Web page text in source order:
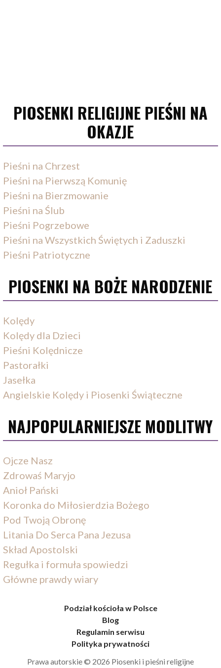
PIOSENKI RELIGIJNE PIEŚNI NA
OKAZJE
Pieśni na Chrzest
Pieśni na Pierwszą Komunię
Pieśni na Bierzmowanie
Pieśni na Ślub
Pieśni Pogrzebowe
Pieśni na Wszystkich Świętych i Zaduszki
Pieśni Patriotyczne
PIOSENKI NA BOŻE NARODZENIE
Kolędy
Kolędy dla Dzieci
Pieśni Kolędnicze
Pastorałki
Jasełka
Angielskie Kolędy i Piosenki Świąteczne
NAJPOPULARNIEJSZE MODLITWY
Ojcze Nasz
Zdrowaś Maryjo
Anioł Pański
Koronka do Miłosierdzia Bożego
Pod Twoją Obronę
Litania Do Serca Pana Jezusa
Skład Apostolski
Regułka i formuła spowiedzi
Główne prawdy wiary
Podział kościoła w Polsce
Blog
Regulamin serwisu
Polityka prywatności
Prawa autorskie © 2026 Piosenki i pieśni religijne